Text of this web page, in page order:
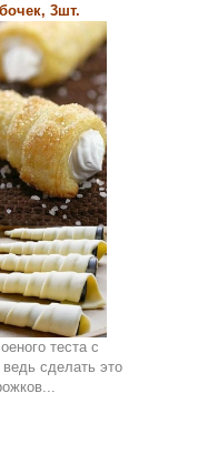
3шт.
теста с
сделать это